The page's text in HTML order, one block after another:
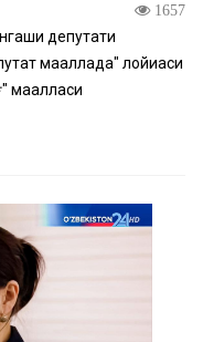
1657
депутати
маҳаллада" лойиҳаси
маҳалласи